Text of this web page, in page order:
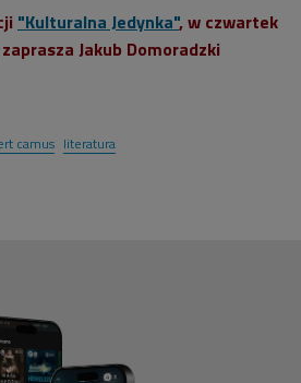
"Kulturalna Jedynka", w czwartek
Jakub Domoradzki
camus literatura